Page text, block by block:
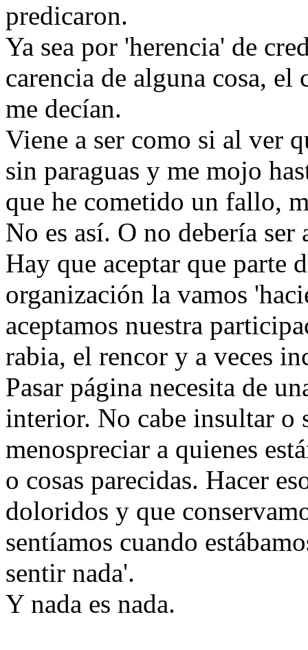
predicaron.
Ya sea por 'herencia' de
carencia de alguna cosa, el
me decían.
Viene a ser como si al ver
sin paraguas y me mojo
que he cometido un fallo,
No es así. O no debería ser
Hay que aceptar que parte
organización la vamos
aceptamos nuestra
rabia, el rencor y a veces
Pasar página necesita de
interior. No cabe insultar o
menospreciar a quienes
o cosas parecidas. Hacer
doloridos y que
sentíamos cuando
sentir nada'.
Y nada es nada.